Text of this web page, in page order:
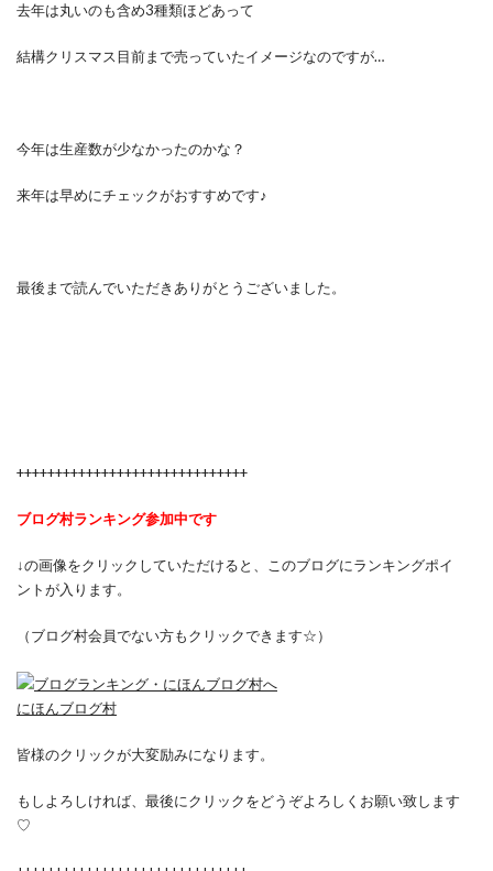
去年は丸いのも含め3種類ほどあって
結構クリスマス目前まで売っていたイメージなのですが…
今年は生産数が少なかったのかな？
来年は早めにチェックがおすすめです♪
最後まで読んでいただきありがとうございました。
++++++++++++++++++++++++++++++
ブログ村ランキング参加中です
↓の画像をクリックしていただけると、このブログにランキングポイ
ントが入ります。
（ブログ村会員でない方もクリックできます☆）
にほんブログ村
皆様のクリックが大変励みになります。
もしよろしければ、最後にクリックをどうぞよろしくお願い致します
♡